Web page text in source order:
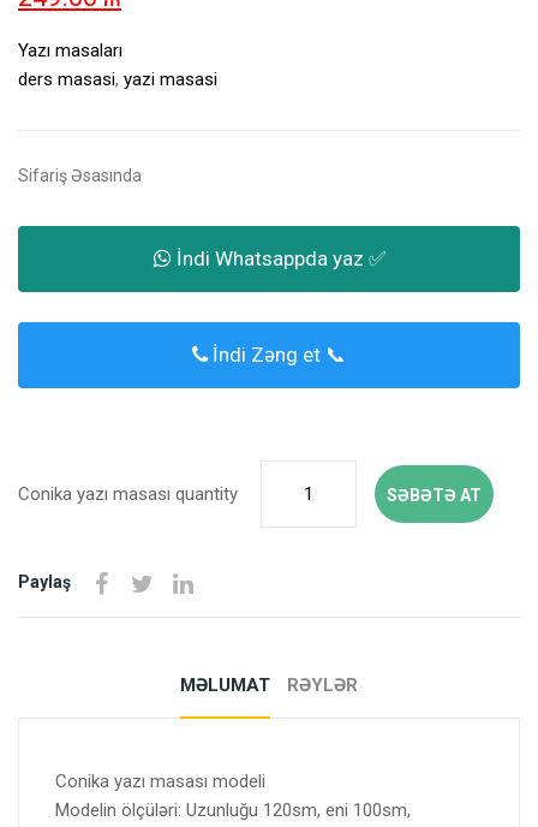
Yazı masaları
ders masasi, yazi masasi
Sifariş Əsasında
İndi Whatsappda yaz ✅
İndi Zəng et 📞
Conika yazı masası quantity SƏBƏTƏ AT
Paylaş
MƏLUMAT RƏYLƏR
Conika yazı masası modeli
Modelin ölçüləri: Uzunluğu 120sm, eni 100sm,